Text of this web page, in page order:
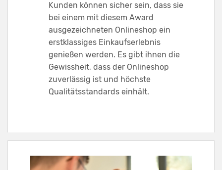
Kunden können sicher sein, dass sie
bei einem mit diesem Award
ausgezeichneten Onlineshop ein
erstklassiges Einkaufserlebnis
genießen werden. Es gibt ihnen die
Gewissheit, dass der Onlineshop
zuverlässig ist und höchste
Qualitätsstandards einhält.